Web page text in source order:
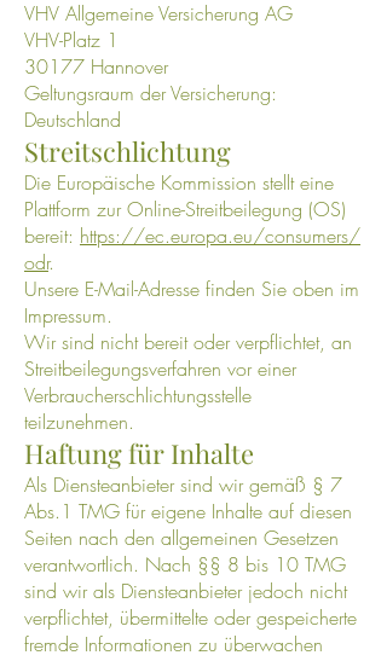
VHV Allgemeine Versicherung AG
VHV-Platz 1
30177 Hannover
Geltungsraum der Versicherung:
Deutschland
Streitschlichtung
Die Europäische Kommission stellt eine
Plattform zur Online-Streitbeilegung (OS)
bereit: https://ec.europa.eu/consumers/
odr.
Unsere E-Mail-Adresse finden Sie oben im
Impressum.
Wir sind nicht bereit oder verpflichtet, an
Streitbeilegungsverfahren vor einer
Verbraucherschlichtungsstelle
teilzunehmen.
Haftung für Inhalte
Als Diensteanbieter sind wir gemäß § 7
Abs.1 TMG für eigene Inhalte auf diesen
Seiten nach den allgemeinen Gesetzen
verantwortlich. Nach §§ 8 bis 10 TMG
sind wir als Diensteanbieter jedoch nicht
verpflichtet, übermittelte oder gespeicherte
fremde Informationen zu überwachen